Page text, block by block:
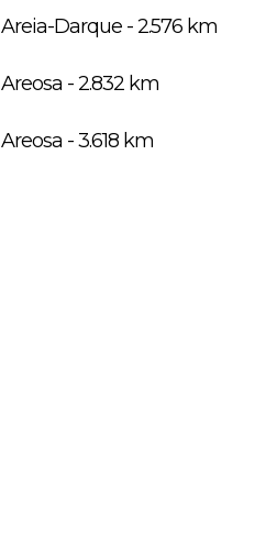
Areia-Darque - 2.576 km
Areosa - 2.832 km
Areosa - 3.618 km